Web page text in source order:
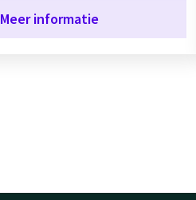
Meer informatie